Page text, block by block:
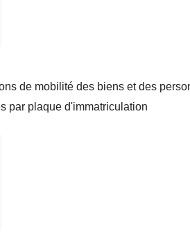
de mobilité des biens et des
par plaque d'immatriculation